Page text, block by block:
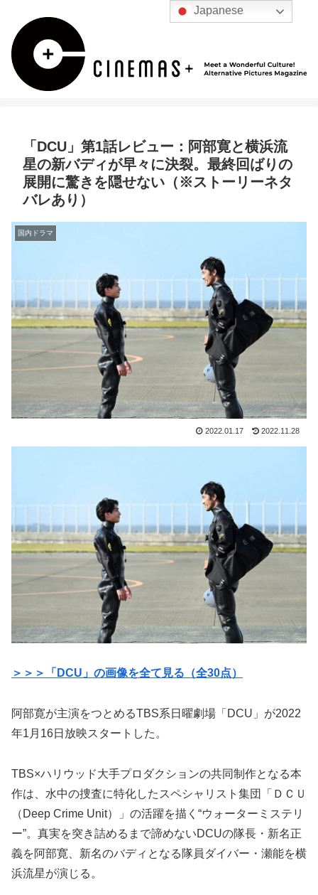
「DCU」第1話レビュー：阿部寛と横浜流
星の新バディが早々に決裂。最終回ばりの
展開に驚きを隠せない（※ストーリーネタ
バレあり）
国内ドラマ
2022.01.17 2022.11.28
＞＞＞「DCU」の画像を全て見る（全30点）
阿部寛が主演をつとめるTBS系日曜劇場「DCU」が2022
年1月16日放映スタートした。
TBS×ハリウッド大手プロダクションの共同制作となる本
作は、水中の捜査に特化したスペシャリスト集団「ＤＣＵ
（Deep Crime Unit）」の活躍を描く“ウォーターミステリ
ー”。真実を突き詰めるまで諦めないDCUの隊長・新名正
義を阿部寛、新名のバディとなる隊員ダイバー・瀬能を横
浜流星が演じる。
Japanese